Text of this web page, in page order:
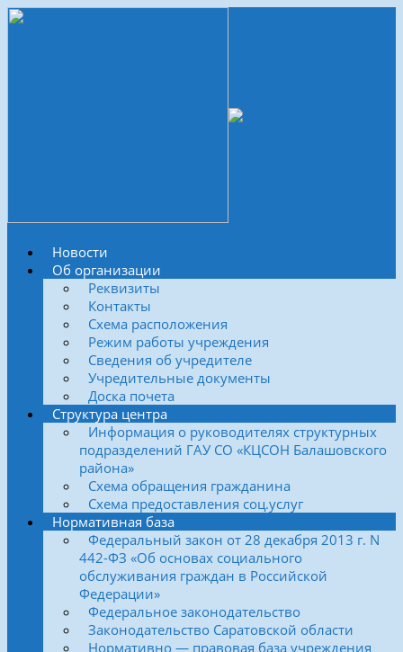
Новости
Об организации
Реквизиты
Контакты
Схема расположения
Режим работы учреждения
Сведения об учредителе
Учредительные документы
Доска почета
Структура центра
Информация о руководителях структурных
подразделений ГАУ СО «КЦСОН Балашовского
района»
Схема обращения гражданина
Схема предоставления соц.услуг
Нормативная база
Федеральный закон от 28 декабря 2013 г. N
442-ФЗ «Об основах социального
обслуживания граждан в Российской
Федерации»
Федеральное законодательство
Законодательство Саратовской области
Нормативно — правовая база учреждения